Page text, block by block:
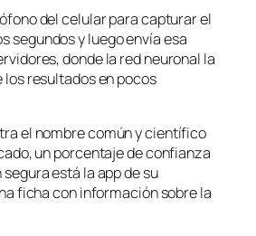
del celular para capturar el
segundos y luego envía esa
donde la red neuronal la
los resultados en pocos
el nombre común y científico
un porcentaje de confianza
está la app de su
ficha con información sobre la